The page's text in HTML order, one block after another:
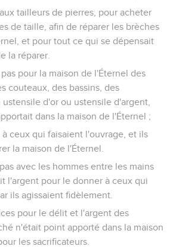
tailleurs de pierres, pour acheter
de taille, afin de réparer les brèches
et pour tout ce qui se dépensait
la réparer.
pour la maison de l'Éternel des
couteaux, des bassins, des
d'or ou ustensile d'argent,
dans la maison de l'Éternel ;
ceux qui faisaient l'ouvrage, et ils
la maison de l'Éternel.
avec les hommes entre les mains
l'argent pour le donner à ceux qui
ils agissaient fidèlement.
pour le délit et l'argent des
n'était point apporté dans la maison
les sacrificateurs.